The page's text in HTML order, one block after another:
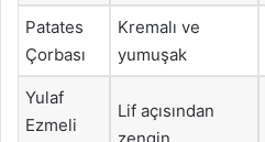
Patates
Çorbası
Kremalı ve
yumuşak
Yulaf
Ezmeli
Lif açısından